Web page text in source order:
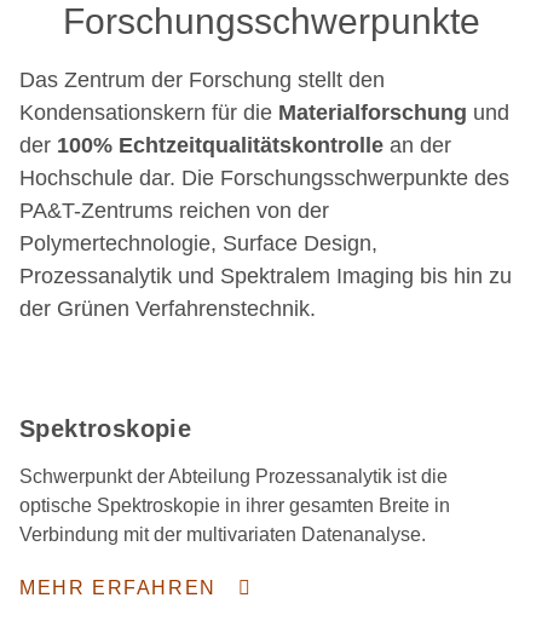
Forschungsschwerpunkte
Das Zentrum der Forschung stellt den
Kondensationskern für die Materialforschung und
der 100% Echtzeitqualitätskontrolle an der
Hochschule dar. Die Forschungsschwerpunkte des
PA&T-Zentrums reichen von der
Polymertechnologie, Surface Design,
Prozessanalytik und Spektralem Imaging bis hin zu
der Grünen Verfahrenstechnik.
Spektroskopie
Schwerpunkt der Abteilung Prozessanalytik ist die
optische Spektroskopie in ihrer gesamten Breite in
Verbindung mit der multivariaten Datenanalyse.
MEHR ERFAHREN